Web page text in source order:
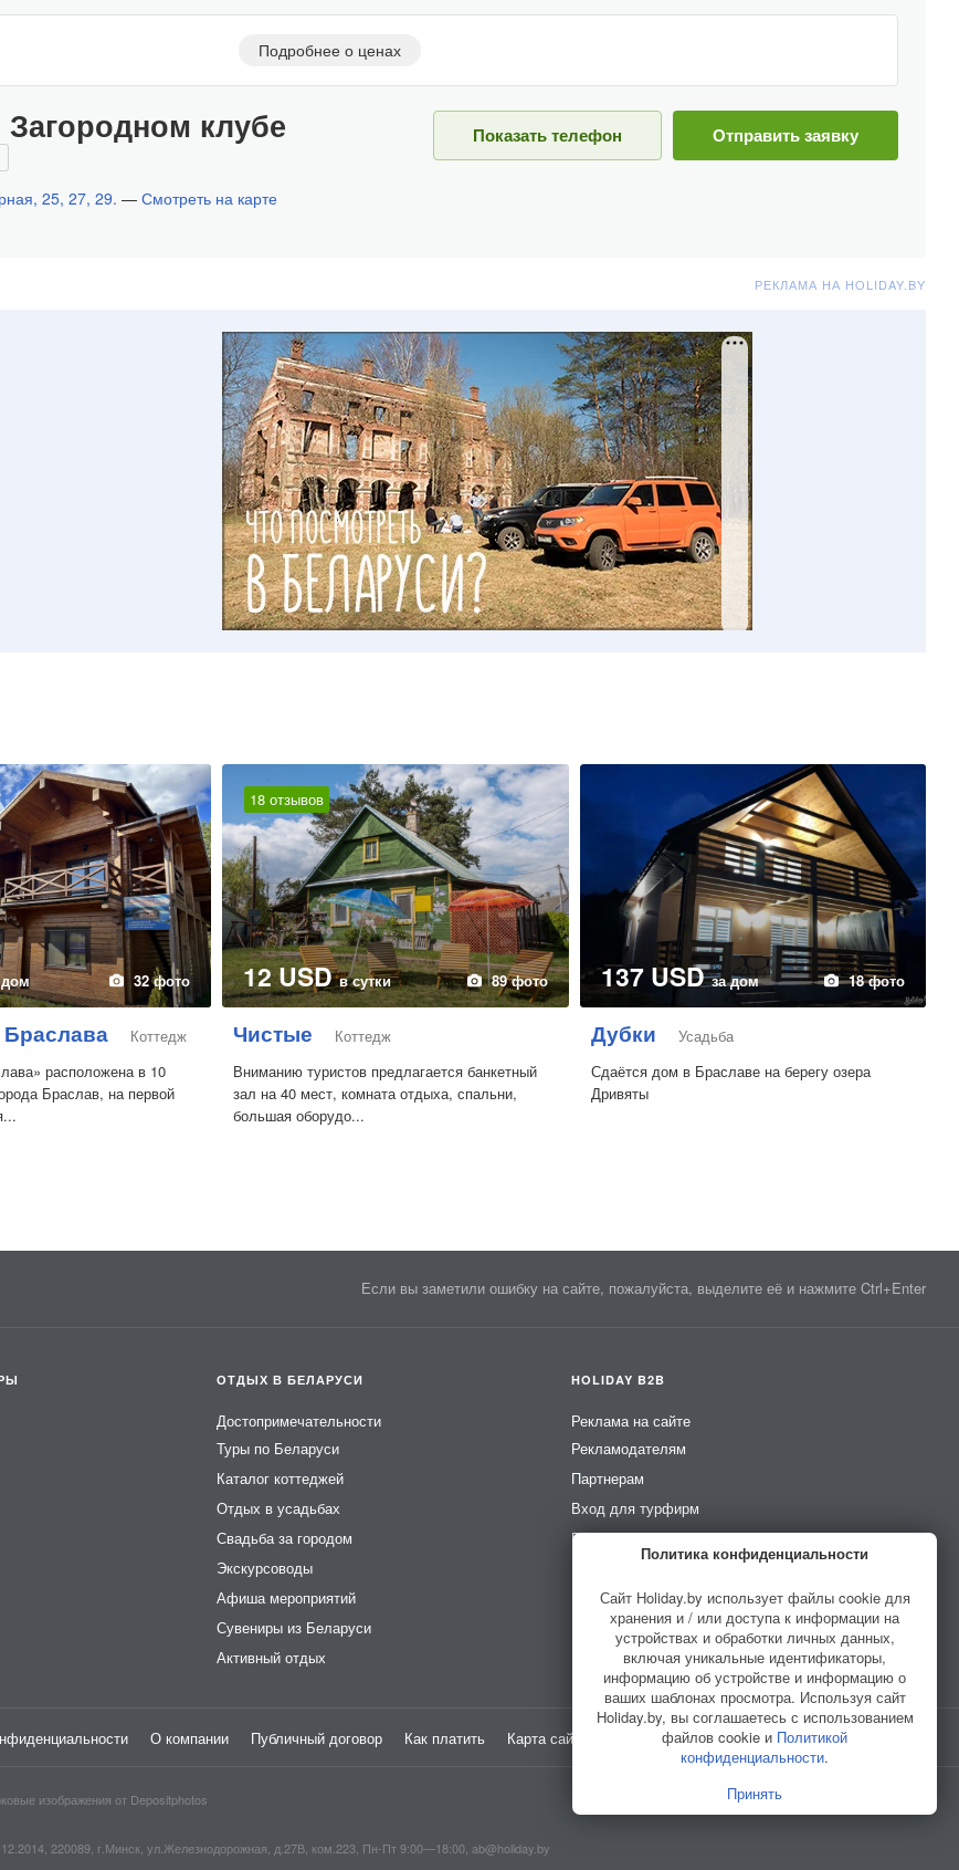
Подробнее о ценах
клубе
25, 27, 29. — Смотреть на карте
Показать телефон Отправить заявку
РЕКЛАМА НА HOLIDAY.BY
32 фото
Коттедж
расположена в 10
Браслав, на первой
18 отзывов
12 USDв сутки 89 фото
Чистые
Коттедж
Вниманию туристов предлагается банкетный
зал на 40 мест, комната отдыха, спальни,
большая оборудо...
137 USDза дом 18 фото
Дубки
Усадьба
Сдаётся дом в Браславе на берегу озера
Дривяты
Если вы заметили ошибку на сайте, пожалуйста, выделите её и нажмите Ctrl+Enter
ОТДЫХ В БЕЛАРУСИ
Достопримечательности
Туры по Беларуси
Каталог коттеджей
Отдых в усадьбах
Свадьба за городом
Экскурсоводы
Афиша мероприятий
Сувениры из Беларуси
Активный отдых
HOLIDAY B2B
Реклама на сайте
Рекламодателям
Партнерам
Вход для турфирм
Вход для усадеб
О компании Публичный договор Как платить Карта сайта Разработано вHELLO WORLD
изображения от Depositphotos
220089, г.Минск, ул.Железнодорожная, д.27В, ком.223, Пн-Пт 9:00—18:00, ab@holiday.by
Политика конфиденциальности
Сайт Holiday.by использует файлы cookie для
хранения и / или доступа к информации на
устройствах и обработки личных данных,
включая уникальные идентификаторы,
информацию об устройстве и информацию о
ваших шаблонах просмотра. Используя сайт
Holiday.by, вы соглашаетесь с использованием
файлов cookie и Политикой
конфиденциальности.
Принять